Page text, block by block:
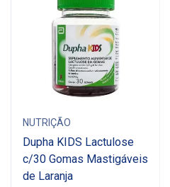
NUTRIÇÃO
Dupha KIDS Lactulose
c/30 Gomas Mastigáveis
de Laranja